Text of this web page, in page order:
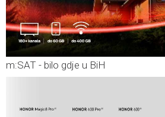
m:SAT - bilo gdje u BiH